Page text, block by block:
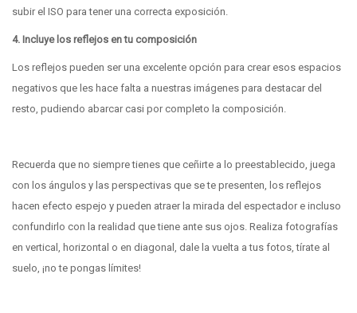
subir el ISO para tener una correcta exposición.
4. Incluye los reflejos en tu composición
Los reflejos pueden ser una excelente opción para crear esos espacios
negativos que les hace falta a nuestras imágenes para destacar del
resto, pudiendo abarcar casi por completo la composición.
Recuerda que no siempre tienes que ceñirte a lo preestablecido, juega
con los ángulos y las perspectivas que se te presenten, los reflejos
hacen efecto espejo y pueden atraer la mirada del espectador e incluso
confundirlo con la realidad que tiene ante sus ojos. Realiza fotografías
en vertical, horizontal o en diagonal, dale la vuelta a tus fotos, tírate al
suelo, ¡no te pongas límites!